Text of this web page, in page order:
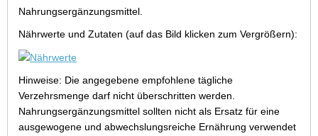
Nahrungsergänzungsmittel.
Nährwerte und Zutaten (auf das Bild klicken zum Vergrößern):
Hinweise: Die angegebene empfohlene tägliche
Verzehrsmenge darf nicht überschritten werden.
Nahrungsergänzungsmittel sollten nicht als Ersatz für eine
ausgewogene und abwechslungsreiche Ernährung verwendet